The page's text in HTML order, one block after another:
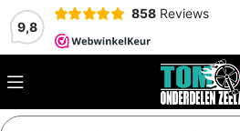
9,8
858 Reviews